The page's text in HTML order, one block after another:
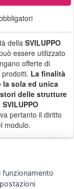
della SVILUPPO
essere utilizzato
offerte di
La finalità
la sola ed unica
delle strutture
SVILUPPO
pertanto il diritto
modulo.
Scrivici
funzionamento